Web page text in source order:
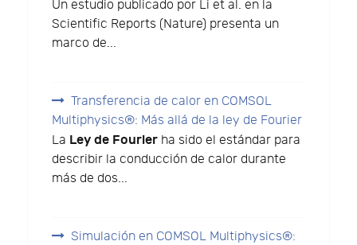
Un estudio publicado por Li et al. en la
Scientific Reports (Nature) presenta un
marco de...
Transferencia de calor en COMSOL
Multiphysics®: Más allá de la ley de Fourier
La Ley de Fourier ha sido el estándar para
describir la conducción de calor durante
más de dos...
Simulación en COMSOL Multiphysics®: